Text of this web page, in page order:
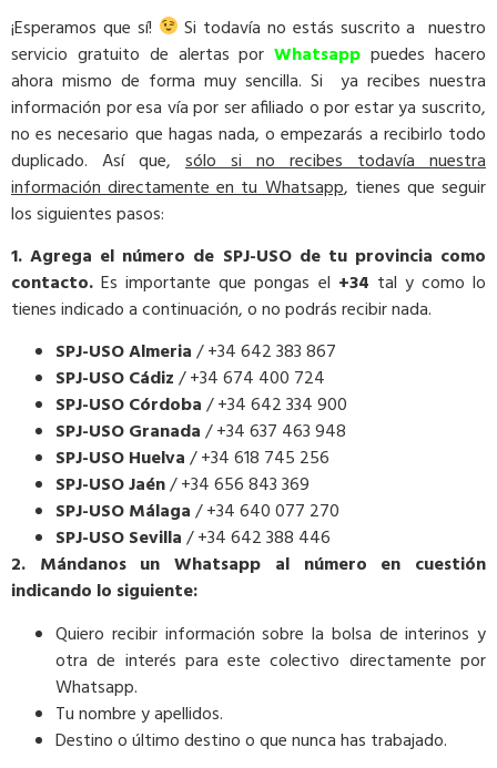
¡Esperamos que sí!
Si todavía no estás suscrito a nuestro
servicio gratuito de alertas porWhatsapp puedes hacero
ahora mismo de forma muy sencilla. Si ya recibes nuestra
información por esa vía por ser afiliado o por estar ya suscrito,
no es necesario que hagas nada, o empezarás a recibirlo todo
duplicado. Así que, sólo si no recibes todavía nuestra
información directamente en tu Whatsapp, tienes que seguir
los siguientes pasos:
1. Agrega el número de SPJ-USO de tu provincia como
contacto.Es importante que pongas el +34 tal y como lo
tienes indicado a continuación, o no podrás recibir nada.
SPJ-USO Almeria/ +34 642 383 867
SPJ-USO Cádiz/ +34 674 400 724
SPJ-USO Córdoba/ +34 642 334 900
SPJ-USO Granada/ +34 637 463 948
SPJ-USO Huelva/ +34 618 745 256
SPJ-USO Jaén/ +34 656 843 369
SPJ-USO Málaga/ +34 640 077 270
SPJ-USO Sevilla/ +34 642 388 446
2. Mándanos un Whatsapp al número en cuestión
indicando lo siguiente:
Quiero recibir información sobre la bolsa de interinos y
otra de interés para este colectivo directamente por
Whatsapp.
Tu nombre y apellidos.
Destino o último destino o que nunca has trabajado.